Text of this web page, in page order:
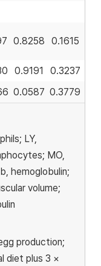
0.8258 0.1615
0.9191 0.3237
0.0587 0.3779
LY,
MO,
hemoglobulin;
volume;
production;
diet plus 3 ×